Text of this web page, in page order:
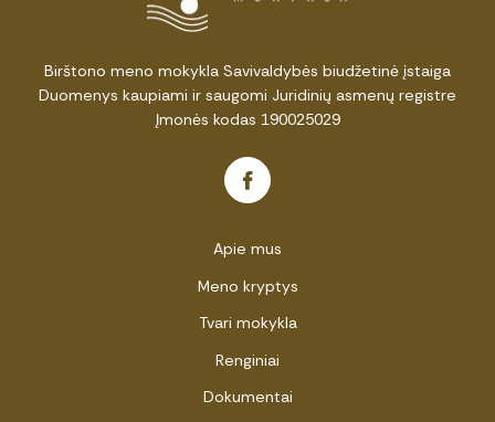
Birštono meno mokykla Savivaldybės biudžetinė įstaiga
Duomenys kaupiami ir saugomi Juridinių asmenų registre
Įmonės kodas 190025029
Apie mus
Meno kryptys
Tvari mokykla
Renginiai
Dokumentai